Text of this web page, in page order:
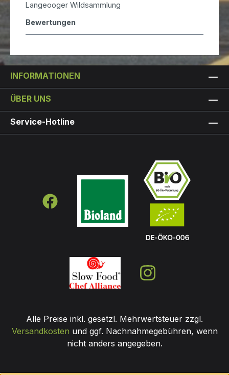
Langeooger Wildsammlung
Bewertungen
INFORMATIONEN
ÜBER UNS
Service-Hotline
Alle Preise inkl. gesetzl. Mehrwertsteuer zzgl.
Versandkosten und ggf. Nachnahmegebühren, wenn
nicht anders angegeben.